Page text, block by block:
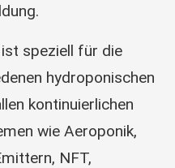
speziell für die
hydroponischen
kontinuierlichen
wie Aeroponik,
NFT,